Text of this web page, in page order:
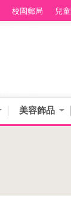
校園郵局 兒
美容飾品